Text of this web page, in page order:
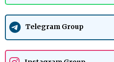
Telegram Group